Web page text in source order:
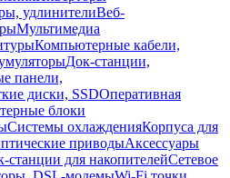
удлинителиВеб-
Мультимедиа
Компьютерные кабели,
Док-станции,
панели,
диски, SSDОперативная
блоки
Системы охлажденияКорпуса для
приводыАксессуары
станции для накопителейСетевое